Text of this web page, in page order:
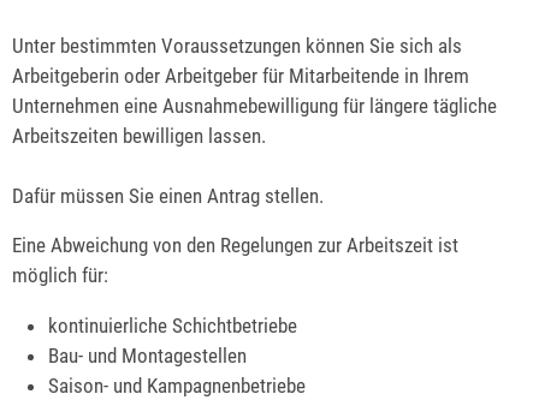
Unter bestimmten Voraussetzungen können Sie sich als
Arbeitgeberin oder Arbeitgeber für Mitarbeitende in Ihrem
Unternehmen eine Ausnahmebewilligung für längere tägliche
Arbeitszeiten bewilligen lassen.
Dafür müssen Sie einen Antrag stellen.
Eine Abweichung von den Regelungen zur Arbeitszeit ist
möglich für:
kontinuierliche Schichtbetriebe
Bau- und Montagestellen
Saison- und Kampagnenbetriebe